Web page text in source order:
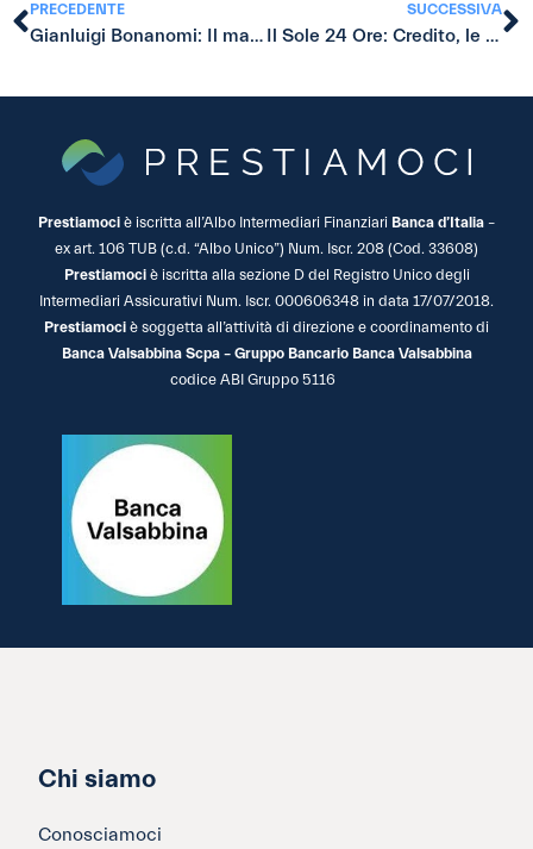
PRECEDENTE
Gianluigi Bonanomi: Il manuale del crowdfunding di Alessandro Brunello – recensione
SUCCESSIVA
Il Sole 24 Ore: Credito, le strade per accedere
Prestiamoci è iscritta all’Albo Intermediari Finanziari Banca d’Italia –
ex art. 106 TUB (c.d. “Albo Unico”) Num. Iscr. 208 (Cod. 33608)
Prestiamociè iscritta alla sezione D del Registro Unico degli
Intermediari Assicurativi Num. Iscr. 000606348 in data 17/07/2018.
Prestiamoci è soggetta all’attività di direzione e coordinamento di
Banca Valsabbina Scpa – Gruppo Bancario Banca Valsabbina
codice ABI Gruppo 5116
Chi siamo
Conosciamoci